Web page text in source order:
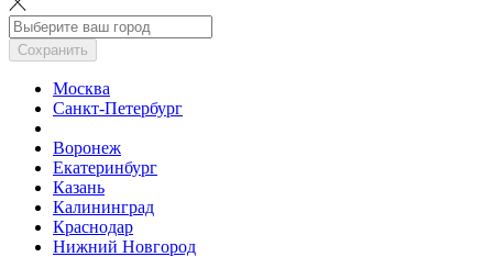
Сохранить
Москва
Санкт-Петербург
Воронеж
Екатеринбург
Казань
Калининград
Краснодар
Нижний Новгород